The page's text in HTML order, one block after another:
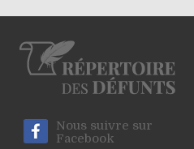
Nous suivre sur
Facebook